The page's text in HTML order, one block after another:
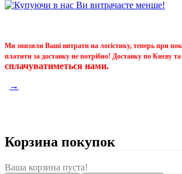
Ми знизили Ваші витрати на логістику, теперь при
платити за доставку не потрібно! Доставку по Києву та
сплачуватиметься нами.
→
Корзина покупок
Ваша корзина пуста!